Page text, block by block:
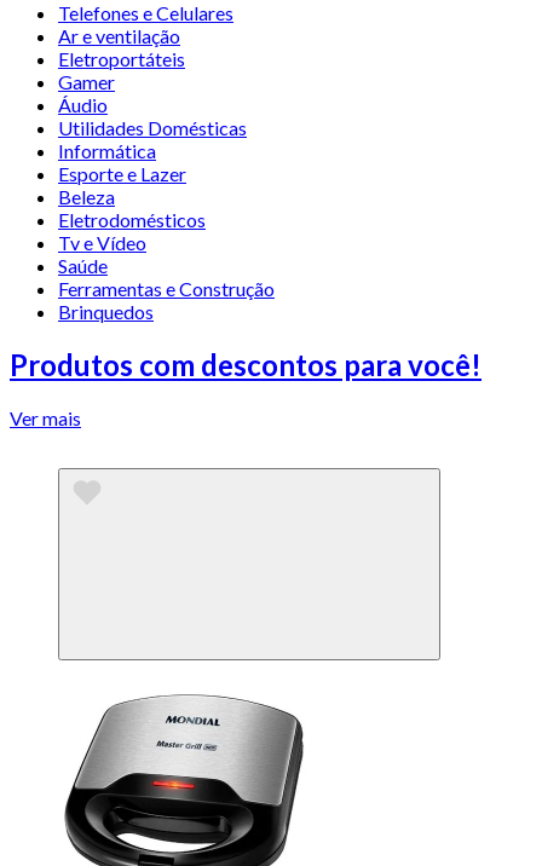
Telefones e Celulares
Ar e ventilação
Eletroportáteis
Gamer
Áudio
Utilidades Domésticas
Informática
Esporte e Lazer
Beleza
Eletrodomésticos
Tv e Vídeo
Saúde
Ferramentas e Construção
Brinquedos
Produtos com descontos para você!
Ver mais